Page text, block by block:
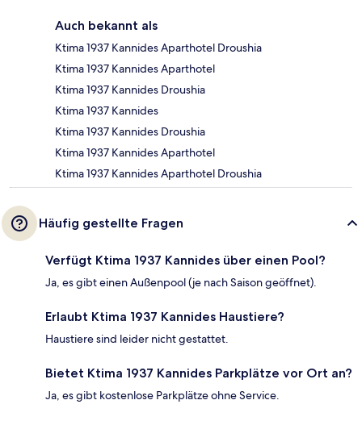
Auch bekannt als
Ktima 1937 Kannides Aparthotel Droushia
Ktima 1937 Kannides Aparthotel
Ktima 1937 Kannides Droushia
Ktima 1937 Kannides
Ktima 1937 Kannides Droushia
Ktima 1937 Kannides Aparthotel
Ktima 1937 Kannides Aparthotel Droushia
Häufig gestellte Fragen
Verfügt Ktima 1937 Kannides über einen Pool?
Ja, es gibt einen Außenpool (je nach Saison geöffnet).
Erlaubt Ktima 1937 Kannides Haustiere?
Haustiere sind leider nicht gestattet.
Bietet Ktima 1937 Kannides Parkplätze vor Ort an?
Ja, es gibt kostenlose Parkplätze ohne Service.